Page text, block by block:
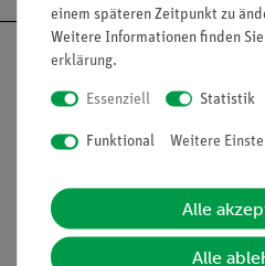
Informationen
einem späteren Zeitpunkt zu
Weitere Informationen finden
erklärung.
Essenziell Statistik
Funktional Weitere
Alle
Alle